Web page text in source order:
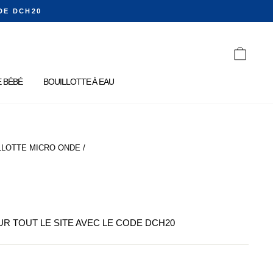
DCH20
BÉBÉ BOUILLOTTE À EAU
MICRO ONDE /
TOUT LE SITE AVEC LE CODE DCH20